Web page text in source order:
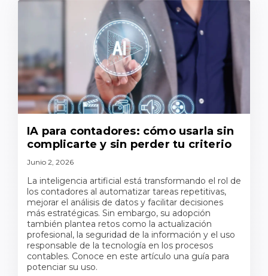
IA para contadores: cómo usarla sin
complicarte y sin perder tu criterio
Junio 2, 2026
La inteligencia artificial está transformando el rol de
los contadores al automatizar tareas repetitivas,
mejorar el análisis de datos y facilitar decisiones
más estratégicas. Sin embargo, su adopción
también plantea retos como la actualización
profesional, la seguridad de la información y el uso
responsable de la tecnología en los procesos
contables. Conoce en este artículo una guía para
potenciar su uso.